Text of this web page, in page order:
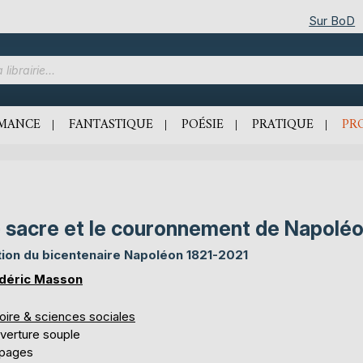
Sur BoD
FANTASTIQUE POÉSIE PRATIQUE
sacre et le couronnement de
du bicentenaire Napoléon 1821-2021
Masson
& sciences sociales
souple